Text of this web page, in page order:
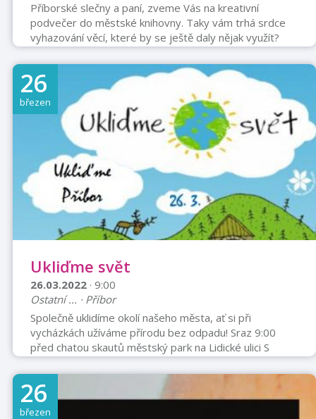
Příborské slečny a paní, zveme Vás na kreativní
podvečer do městské knihovny. Taky vám trhá srdce
vyhazování věcí, které by se ještě daly nějak využít?
Pak se vám bude líbit myšlenka upcyklace. Uháčkujeme
si základ koberečku z pruhů látek či teplákoviny.
Nastříhejte staré trička na 2-3 cm široké proužky, s
sebou si vezměte háčky tenký i silný, bavlnky, nůžky.
Ukážeme si dva způsoby výroby koberečků. Třináctý
ročník akce Březen - měsíc čtenářů je v roce 2022 o
„udržitelnosti“.
26
březen
Ukliďme svět
26.03.2022 · 9:00
Ostatní ... · Příbor
Společně uklidíme okolí našeho města, ať si při
vycházkách užíváme přírodu bez odpadu! Sraz 9:00
před chatou skautů městský park na Lidické ulici S
sebou dobrou náladu, pracovní rukavice a pevnou obuv.
Pytle zajištěny.
26
březen